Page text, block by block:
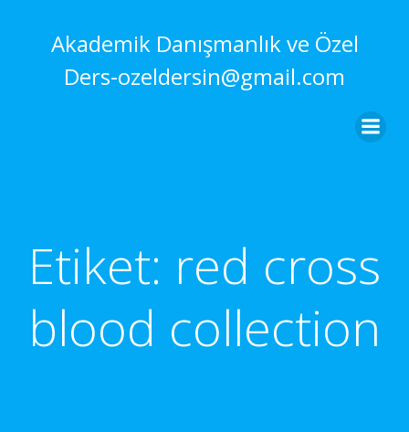
Akademik Danışmanlık ve Özel
Ders-ozeldersin@gmail.com
Etiket: red cross
blood collection